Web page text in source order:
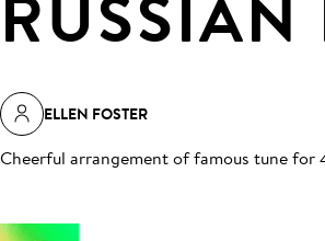
ELLEN FOSTER
Cheerful arrangement of famous tune for